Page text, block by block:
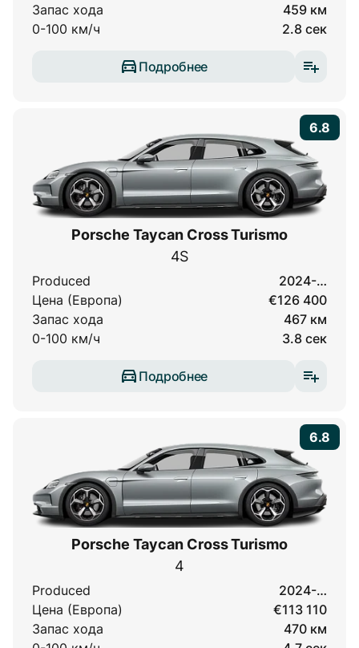
Запас хода
459 км
0-100 км/ч
2.8 сек
Подробнее
6.8
Porsche Taycan Cross Turismo
4S
Produced
2024-…
Цена (Европа)
€126 400
Запас хода
467 км
0-100 км/ч
3.8 сек
Подробнее
6.8
Porsche Taycan Cross Turismo
4
Produced
2024-…
Цена (Европа)
€113 110
Запас хода
470 км